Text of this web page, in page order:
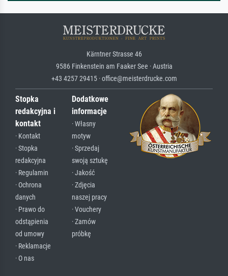
Kärntner Strasse 46
9586 Finkenstein am Faaker See · Austria
+43 4257 29415 · office@meisterdrucke.com
Stopka
redakcyjna i
kontakt
· Kontakt
· Stopka
redakcyjna
· Regulamin
· Ochrona
danych
· Prawo do
odstąpienia
od umowy
· Reklamacje
· O nas
Dodatkowe
informacje
· Własny
motyw
· Sprzedaj
swoją sztukę
· Jakość
· Zdjęcia
naszej pracy
· Vouchery
· Zamów
próbkę